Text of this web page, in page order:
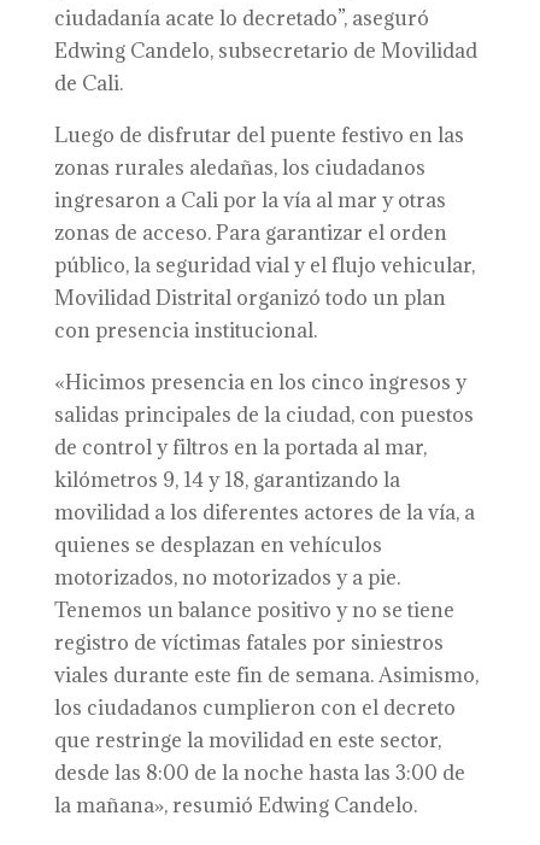
ciudadanía acate lo decretado”, aseguró
Edwing Candelo, subsecretario de Movilidad
de Cali.
Luego de disfrutar del puente festivo en las
zonas rurales aledañas, los ciudadanos
ingresaron a Cali por la vía al mar y otras
zonas de acceso. Para garantizar el orden
público, la seguridad vial y el flujo vehicular,
Movilidad Distrital organizó todo un plan
con presencia institucional.
«Hicimos presencia en los cinco ingresos y
salidas principales de la ciudad, con puestos
de control y filtros en la portada al mar,
kilómetros 9, 14 y 18, garantizando la
movilidad a los diferentes actores de la vía, a
quienes se desplazan en vehículos
motorizados, no motorizados y a pie.
Tenemos un balance positivo y no se tiene
registro de víctimas fatales por siniestros
viales durante este fin de semana. Asimismo,
los ciudadanos cumplieron con el decreto
que restringe la movilidad en este sector,
desde las 8:00 de la noche hasta las 3:00 de
la mañana», resumió Edwing Candelo.